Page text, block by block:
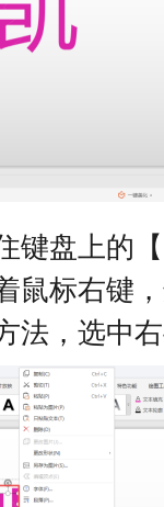
盘上的【
鼠标右键
法，选中